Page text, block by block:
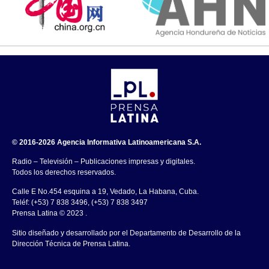
© 2016-2026 Agencia Informativa Latinoamericana S.A.
Radio – Televisión – Publicaciones impresas y digitales.
Todos los derechos reservados.
Calle E No.454 esquina a 19, Vedado, La Habana, Cuba.
Teléf: (+53) 7 838 3496, (+53) 7 838 3497
Prensa Latina © 2023 .
Sitio diseñado y desarrollado por el Departamento de Desarrollo de la
Dirección Técnica de Prensa Latina.